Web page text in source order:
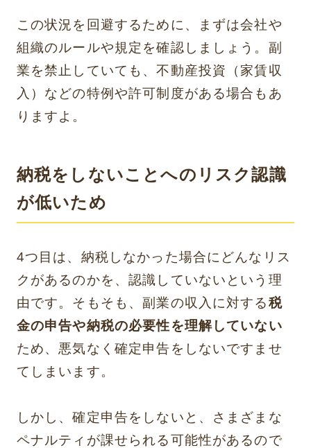
この状況を回避するために、まずは会社や
組織のルールや規定を確認しましょう。副
業を禁止していても、不動産投資（家賃収
入）などの特例や許可制度がある場合もあ
りますよ。
納税をしないことへのリスク認識
が低いため
4つ目は、納税しなかった場合にどんなリス
クがあるのかを、認識していないという理
由です。そもそも、副業の収入に対する税
金の申告や納税の必要性を理解していない
ため、悪気なく確定申告をしないですませ
てしまいます。
しかし、確定申告をしないと、さまざまな
ペナルティが課せられる可能性があるので